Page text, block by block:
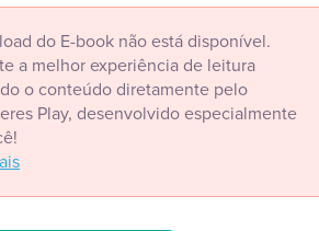
do E-book não está disponível.
a melhor experiência de leitura
o conteúdo diretamente pelo
Play, desenvolvido especialmente